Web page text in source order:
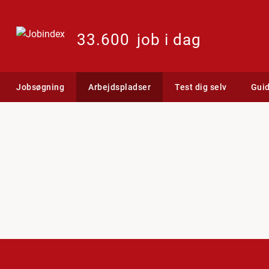
33.600 job i dag
Jobsøgning Arbejdspladser Test dig selv